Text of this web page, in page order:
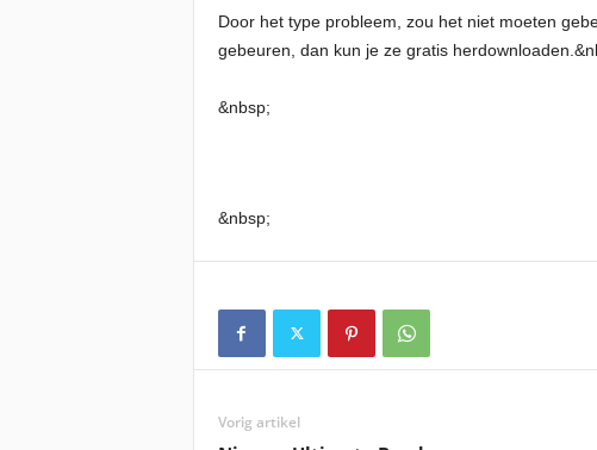
Door het type probleem, zou het niet moeten
gebeuren, dan kun je ze gratis
&nbsp;
&nbsp;
Vorig artikel